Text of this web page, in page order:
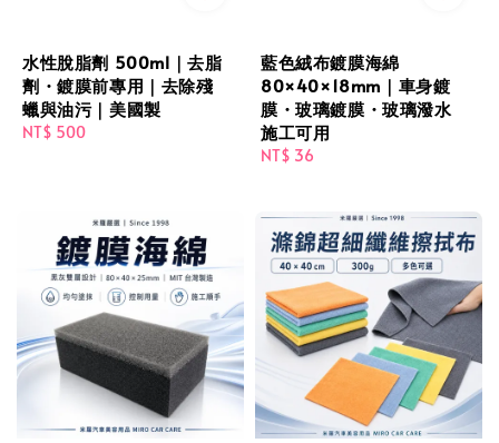
水性脫脂劑 500ml｜去脂
劑・鍍膜前專用｜去除殘
蠟與油污｜美國製
Regular
NT$ 500
藍色絨布鍍膜海綿
80×40×18mm｜車身鍍
膜・玻璃鍍膜・玻璃潑水
施工可用
Regular
NT$ 36